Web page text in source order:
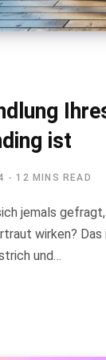
ist
12 MINS READ
jemals
wirken?
und…